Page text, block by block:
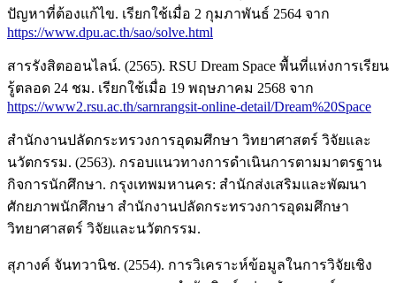
ปัญหาที่ต้องแก้ไข. เรียกใช้เมื่อ 2 กุมภาพันธ์ 2564 จาก
https://www.dpu.ac.th/sao/solve.html
สารรังสิตออนไลน์. (2565). RSU Dream Space พื้นที่แห่งการเรียน
รู้ตลอด 24 ชม. เรียกใช้เมื่อ 19 พฤษภาคม 2568 จาก
https://www2.rsu.ac.th/sarnrangsit-online-detail/Dream%20Space
สำนักงานปลัดกระทรวงการอุดมศึกษา วิทยาศาสตร์ วิจัยและ
นวัตกรรม. (2563). กรอบแนวทางการดำเนินการตามมาตรฐาน
กิจการนักศึกษา. กรุงเทพมหานคร: สำนักส่งเสริมและพัฒนา
ศักยภาพนักศึกษา สำนักงานปลัดกระทรวงการอุดมศึกษา
วิทยาศาสตร์ วิจัยและนวัตกรรม.
สุภางค์ จันทวานิช. (2554). การวิเคราะห์ข้อมูลในการวิจัยเชิง